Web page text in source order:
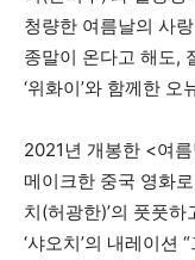
청량한 여름날의 사
종말이 온다고 해도,
‘위화이’와 함께한
2021년 개봉한 <여
메이크한 중국 영화로
치(허광한)’의 풋풋
‘샤오치’의 내레이션